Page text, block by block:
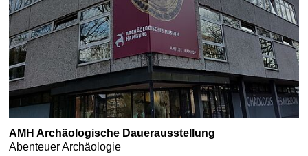
AMH Archäologische Dauerausstellung
Abenteuer Archäologie